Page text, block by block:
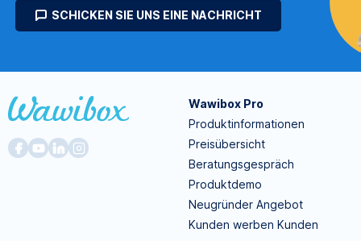
SCHICKEN SIE UNS EINE NACHRICHT
Wawibox Pro
Produktinformationen
Preisübersicht
Beratungsgespräch
Produktdemo
Neugründer Angebot
Kunden werben Kunden